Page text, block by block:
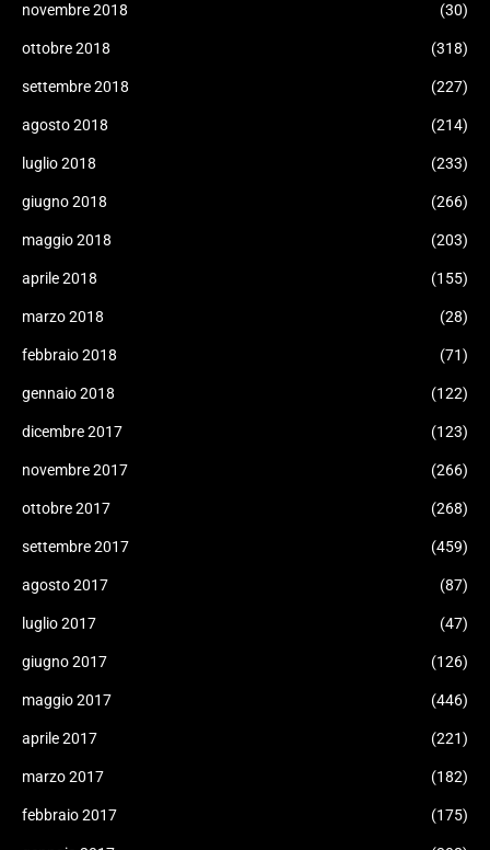
novembre 2018 (30)
ottobre 2018 (318)
settembre 2018 (227)
agosto 2018 (214)
luglio 2018 (233)
giugno 2018 (266)
maggio 2018 (203)
aprile 2018 (155)
marzo 2018 (28)
febbraio 2018 (71)
gennaio 2018 (122)
dicembre 2017 (123)
novembre 2017 (266)
ottobre 2017 (268)
settembre 2017 (459)
agosto 2017 (87)
luglio 2017 (47)
giugno 2017 (126)
maggio 2017 (446)
aprile 2017 (221)
marzo 2017 (182)
febbraio 2017 (175)